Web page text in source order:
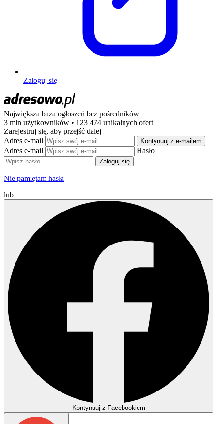
Zaloguj się
Największa baza ogłoszeń bez pośredników
3 mln użytkowników • 123 474 unikalnych ofert
Zarejestruj się, aby przejść dalej
Adres e-mail
Kontynuuj z e-mailem
Adres e-mail Hasło
Zaloguj się
Nie pamiętam hasła
lub
Kontynuuj z Facebookiem